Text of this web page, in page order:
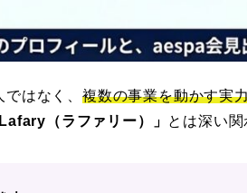
はなく、 複数の事業を動かす実
Lafary（ラファリー）」 とは深い関